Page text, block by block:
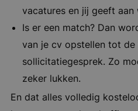
vacatures en jij geeft
Is er een match? Dan
van je cv opstellen tot
sollicitatiegesprek. Zo
zeker lukken.
En dat alles volledig